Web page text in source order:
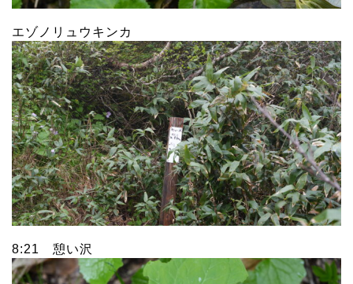
エゾノリュウキンカ
8:21 憩い沢